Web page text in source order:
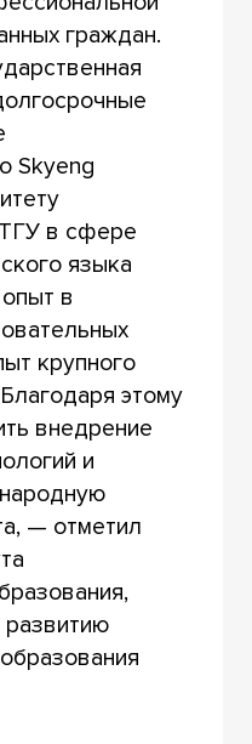
граждан.
Skyeng
в сфере
языка
в
крупного
этому
внедрение
и
— отметил